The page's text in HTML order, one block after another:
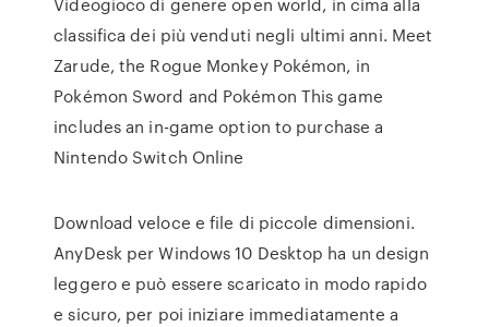
classifica dei più venduti negli ultimi anni. Meet
Zarude, the Rogue Monkey Pokémon, in
Pokémon Sword and Pokémon This game
includes an in-game option to purchase a
Nintendo Switch Online
Download veloce e file di piccole dimensioni.
AnyDesk per Windows 10 Desktop ha un design
leggero e può essere scaricato in modo rapido
e sicuro, per poi iniziare immediatamente a